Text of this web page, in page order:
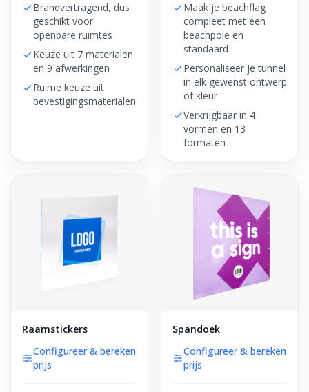
Brandvertragend, dus
geschikt voor
openbare ruimtes
Keuze uit 7 materialen
en 9 afwerkingen
Ruime keuze uit
bevestigingsmaterialen
Maak je beachflag
compleet met een
beachpole en
standaard
Personaliseer je tunnel
in elk gewenst ontwerp
of kleur
Verkrijgbaar in 4
vormen en 13
formaten
Raamstickers
Configureer & bereken
prijs
Spandoek
Configureer & bereken
prijs